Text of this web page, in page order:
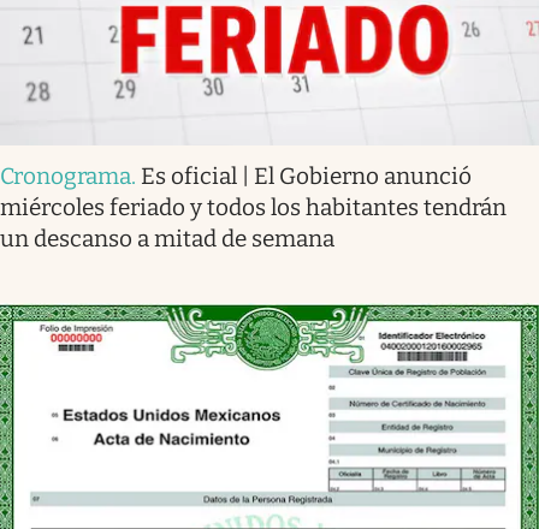
Cronograma. Es oficial | El Gobierno anunció
miércoles feriado y todos los habitantes tendrán
un descanso a mitad de semana